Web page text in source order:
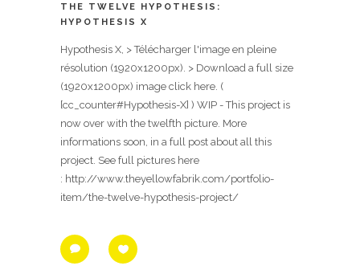
THE TWELVE HYPOTHESIS:
HYPOTHESIS X
Hypothesis X, > Télécharger l'image en pleine
résolution (1920x1200px). > Download a full size
(1920x1200px) image click here. (
[cc_counter#Hypothesis-X] ) WIP - This project is
now over with the twelfth picture. More
informations soon, in a full post about all this
project. See full pictures here
: http://www.theyellowfabrik.com/portfolio-
item/the-twelve-hypothesis-project/